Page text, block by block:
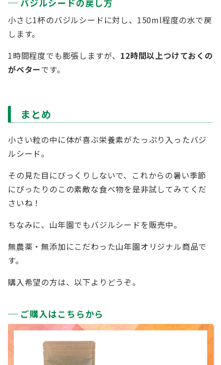
バジルシードの戻し方
小さじ1杯のバジルシードに対し、150ml程度の水で戻
します。
1時間程度でも膨張しますが、 12時間以上つけておくの
がベターです。
まとめ
小さい粒の中に体が喜ぶ栄養素がたっぷり入ったバジ
ルシード。
その見た目にびっくりしないで、これからの暑い季節
にぴったりのこの素敵な食べ物を是非試してみてくだ
さいね！
ちなみに、山年園でもバジルシードを販売中。
無農薬・無添加にこだわった山年園オリジナル商品で
す。
購入希望の方は、以下よりどうぞ。
ご購入はこちらから